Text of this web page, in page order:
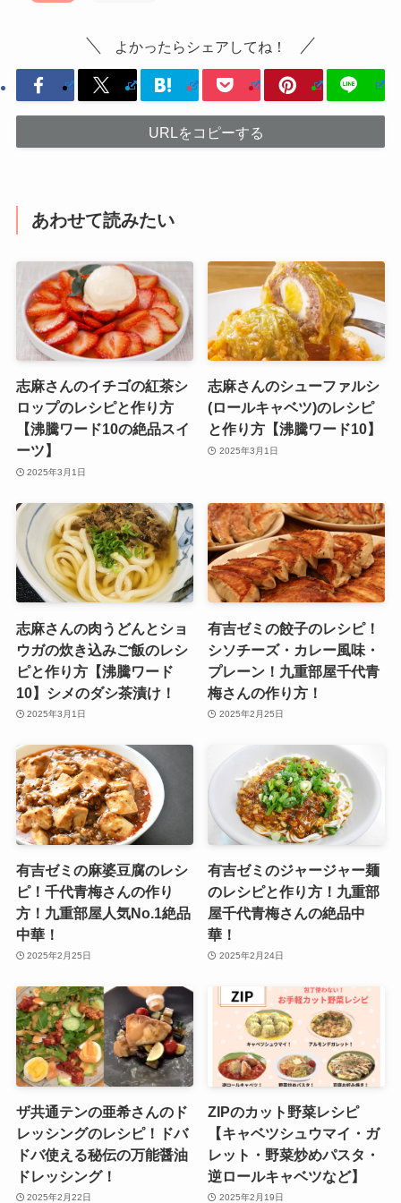
よかったらシェアしてね！
URLをコピーする
あわせて読みたい
志麻さんのイチゴの紅茶シ
ロップのレシピと作り方
【沸騰ワード10の絶品スイ
ーツ】
2025年3月1日
志麻さんのシューファルシ
(ロールキャベツ)のレシピ
と作り方【沸騰ワード10】
2025年3月1日
志麻さんの肉うどんとショ
ウガの炊き込みご飯のレシ
ピと作り方【沸騰ワード
10】シメのダシ茶漬け！
2025年3月1日
有吉ゼミの餃子のレシピ！
シソチーズ・カレー風味・
プレーン！九重部屋千代青
梅さんの作り方！
2025年2月25日
有吉ゼミの麻婆豆腐のレシ
ピ！千代青梅さんの作り
方！九重部屋人気No.1絶品
中華！
2025年2月25日
有吉ゼミのジャージャー麺
のレシピと作り方！九重部
屋千代青梅さんの絶品中
華！
2025年2月24日
ザ共通テンの亜希さんのド
レッシングのレシピ！ドバ
ドバ使える秘伝の万能醤油
ドレッシング！
2025年2月22日
ZIPのカット野菜レシピ
【キャベツシュウマイ・ガ
レット・野菜炒めパスタ・
逆ロールキャベツなど】
2025年2月19日